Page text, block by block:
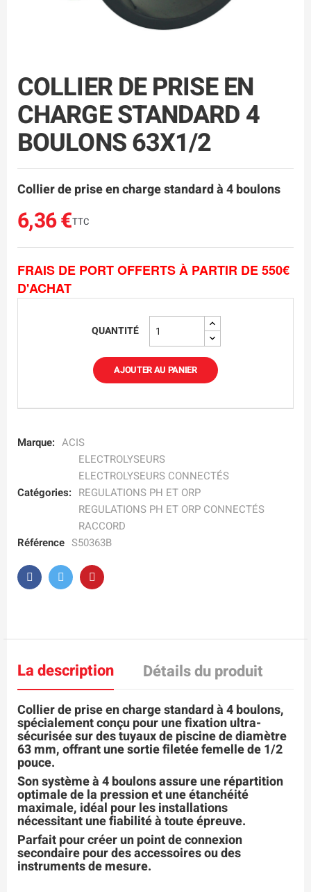
COLLIER DE PRISE EN
CHARGE STANDARD 4
BOULONS 63X1/2
Collier de prise en charge standard à 4 boulons
6,36 €TTC
FRAIS DE PORT OFFERTS À PARTIR DE 550€
D'ACHAT
QUANTITÉ
AJOUTER AU PANIER
Marque: ACIS
Catégories:
ELECTROLYSEURS
ELECTROLYSEURS CONNECTÉS
REGULATIONS PH ET ORP
REGULATIONS PH ET ORP CONNECTÉS
RACCORD
Référence S50363B
La description Détails du produit
Collier de prise en charge standard à 4 boulons,
spécialement conçu pour une fixation ultra-
sécurisée sur des tuyaux de piscine de diamètre
63 mm, offrant une sortie filetée femelle de 1/2
pouce.
Son système à 4 boulons assure une répartition
optimale de la pression et une étanchéité
maximale, idéal pour les installations
nécessitant une fiabilité à toute épreuve.
Parfait pour créer un point de connexion
secondaire pour des accessoires ou des
instruments de mesure.